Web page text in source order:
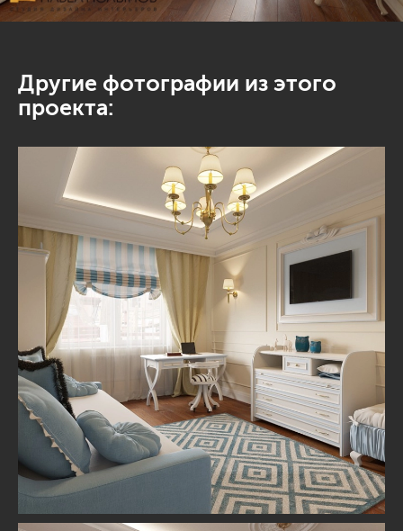
Другие фотографии из этого
проекта: